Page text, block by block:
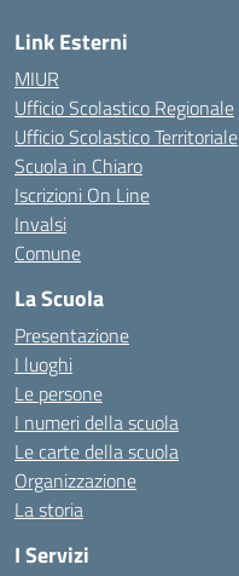
Link Esterni
MIUR
Ufficio Scolastico Regionale
Ufficio Scolastico Territoriale
Scuola in Chiaro
Iscrizioni On Line
Invalsi
Comune
La Scuola
Presentazione
I luoghi
Le persone
I numeri della scuola
Le carte della scuola
Organizzazione
La storia
I Servizi